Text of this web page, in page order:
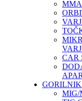
CAR
MIG/